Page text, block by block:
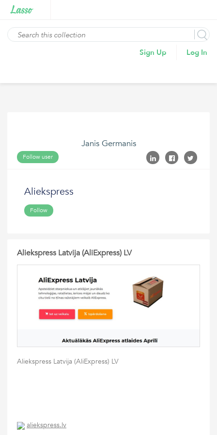
Sign Up Log In
Janis Germanis
Follow user
Aliekspress
Follow
Aliekspress Latvija (AliExpress) LV
Aliekspress Latvija (AliExpress) LV
aliekspress.lv